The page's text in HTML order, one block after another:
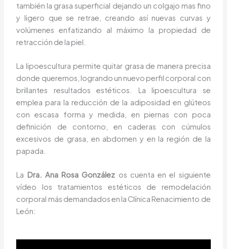
también la grasa superficial dejando un colgajo mas fino
y ligero que se retrae, creando así nuevas curvas y
volúmenes enfatizando al máximo la propiedad de
retracción de la piel.
La lipoescultura permite quitar grasa de manera precisa
donde queremos, logrando un nuevo perfil corporal con
brillantes resultados estéticos. La lipoescultura se
emplea para la reducción de la adiposidad en glúteos
con escasa forma y medida, en piernas con poca
definición de contorno, en caderas con cúmulos
excesivos de grasa, en abdomen y en la región de la
papada.
La Dra. Ana Rosa González os cuenta en el siguiente
vídeo los tratamientos estéticos de remodelación
corporal más demandados en la Clínica Renacimiento de
León: